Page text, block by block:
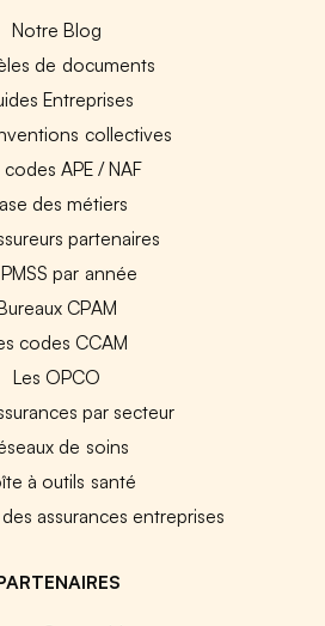
Notre Blog
de documents
Entreprises
collectives
codes APE / NAF
des métiers
partenaires
par année
CPAM
codes CCAM
Les OPCO
par secteur
de soins
à outils santé
assurances entreprises